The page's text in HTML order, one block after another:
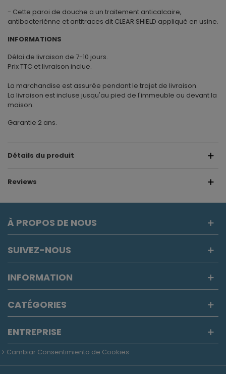
- Cette paroi de douche a un traitement anticalcaire,
antibacteriénne et antitraces dit CLEAR SHIELD appliqué en usine.
INFORMATIONS
Délai de livraison de 7-10 jours.
Prix TTC et livraison inclue.
La marchandise est assurée pendant le trajet de livraison.
La livraison est incluse jusqu'au pied de l'immeuble ou devant la
maison.
Garantie 2 ans.
Détails du produit
Reviews
À PROPOS DE NOUS
SUIVEZ-NOUS
INFORMATION
CATÉGORIES
ENTREPRISE
Cambiar Consentimiento de Cookies